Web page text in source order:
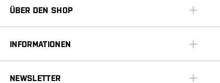
ÜBER DEN SHOP
INFORMATIONEN
NEWSLETTER